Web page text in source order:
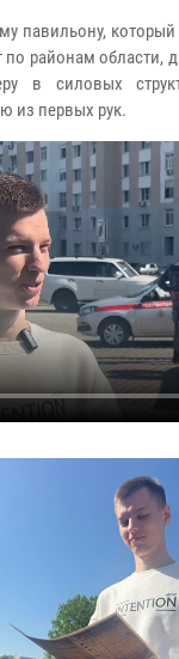
павильону, который
по районам области,
в силовых
из первых рук.